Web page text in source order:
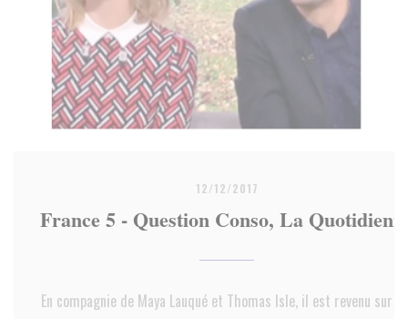
12/12/2017
France 5 - Question Conso, La
En compagnie de Maya Lauqué et Thomas Isle, il est revenu sur